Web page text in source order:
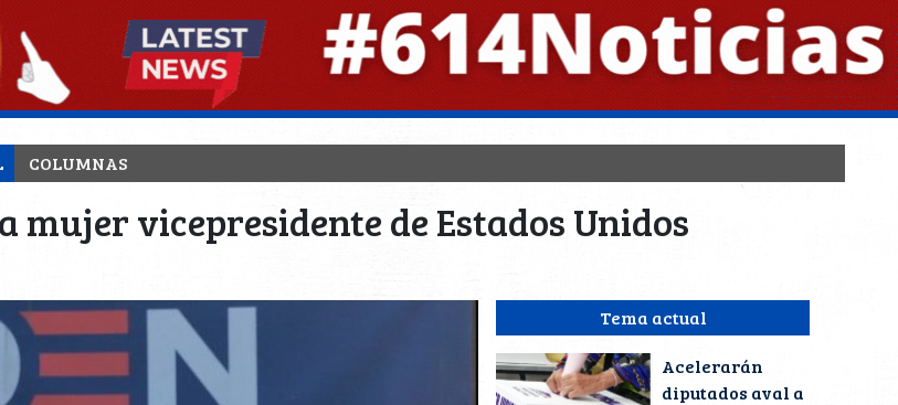
COLUMNAS
vicepresidente de Estados Unidos
Tema actual
Acelerarán
diputados aval a